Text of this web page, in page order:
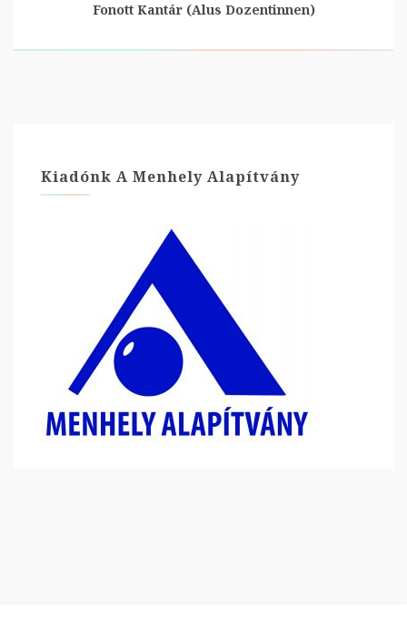
Fonott Kantár (Alus Dozentinnen)
Kiadónk A Menhely Alapítvány